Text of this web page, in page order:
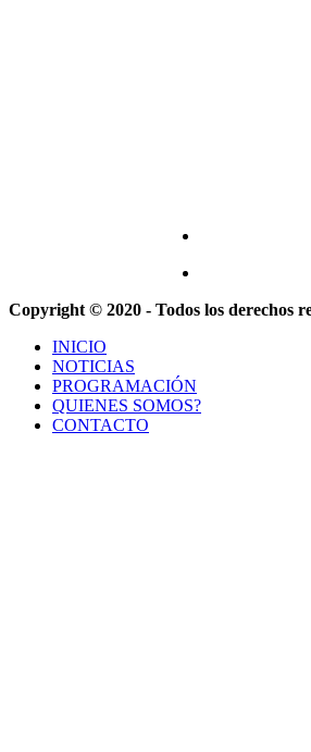
Copyright © 2020 - Todos los derechos
INICIO
NOTICIAS
PROGRAMACIÓN
QUIENES SOMOS?
CONTACTO